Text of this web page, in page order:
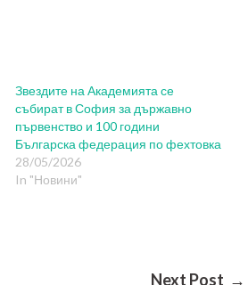
Звездите на Академията се
събират в София за държавно
първенство и 100 години
Българска федерация по фехтовка
28/05/2026
In "Новини"
Next Post →